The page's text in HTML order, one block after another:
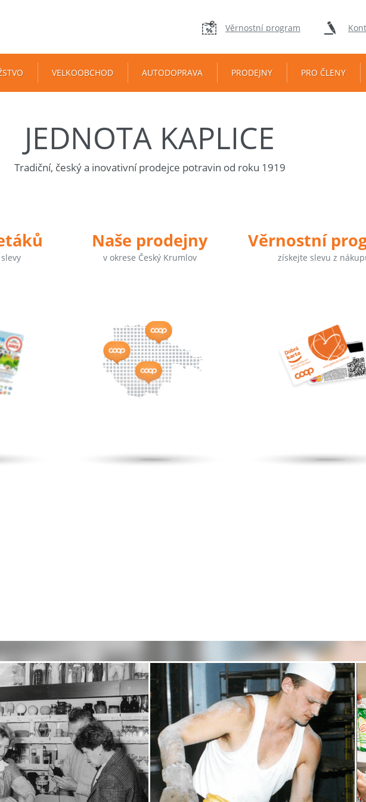
Věrnostní program
VELKOOBCHOD AUTODOPRAVA PRODEJNY PRO ČLENY
JEDNOTA KAPLICE
Tradiční, český a inovativní prodejce potravin od roku 1919
Naše prodejny
v okrese Český Krumlov
Věrnostní
získejte slevu z